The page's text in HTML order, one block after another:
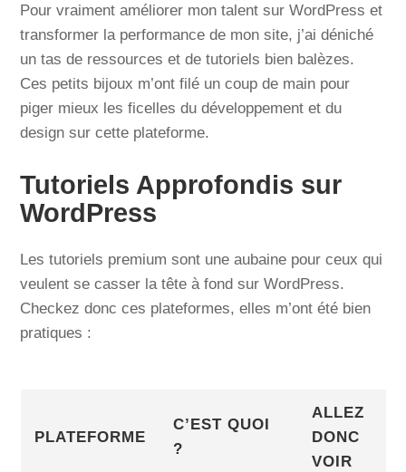
Pour vraiment améliorer mon talent sur WordPress et
transformer la performance de mon site, j’ai déniché
un tas de ressources et de tutoriels bien balèzes.
Ces petits bijoux m’ont filé un coup de main pour
piger mieux les ficelles du développement et du
design sur cette plateforme.
Tutoriels Approfondis sur
WordPress
Les tutoriels premium sont une aubaine pour ceux qui
veulent se casser la tête à fond sur WordPress.
Checkez donc ces plateformes, elles m’ont été bien
pratiques :
PLATEFORME
C’EST QUOI
?
ALLEZ
DONC
VOIR